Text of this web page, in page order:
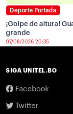
Deporte Portada
¡Golpe de altura!
grande
07/08/2026 20:35
SIGA UNITEL.BO
Facebook
Twitter